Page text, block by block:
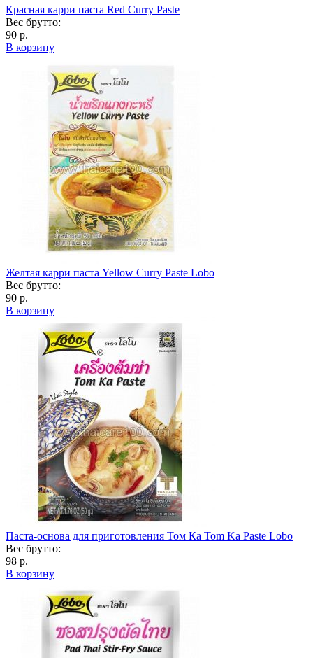
Красная карри паста Red Curry Paste
Вес брутто:
90 р.
В корзину
Желтая карри паста Yellow Curry Paste Lobo
Вес брутто:
90 р.
В корзину
Паста-основа для приготовления Том Ка Tom Ka Paste Lobo
Вес брутто:
98 р.
В корзину